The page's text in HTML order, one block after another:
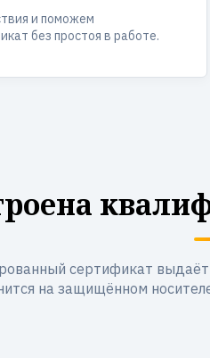
и поможем
без простоя в работе.
сертификат
на защищённом